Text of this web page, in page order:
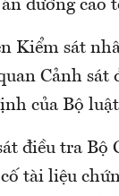
đường cao
Kiểm sát
Cảnh
của Bộ
điều tra
tài liệu